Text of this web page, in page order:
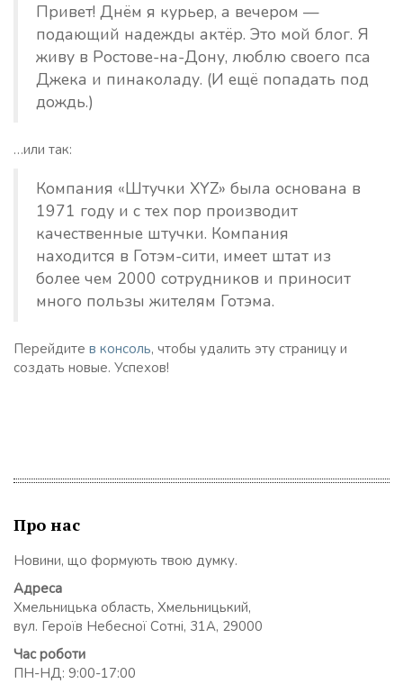
Привет! Днём я курьер, а вечером —
подающий надежды актёр. Это мой блог. Я
живу в Ростове-на-Дону, люблю своего пса
Джека и пинаколаду. (И ещё попадать под
дождь.)
…или так:
Компания «Штучки XYZ» была основана в
1971 году и с тех пор производит
качественные штучки. Компания
находится в Готэм-сити, имеет штат из
более чем 2000 сотрудников и приносит
много пользы жителям Готэма.
Перейдите в консоль, чтобы удалить эту страницу и
создать новые. Успехов!
Про нас
Новини, що формують твою думку.
Адреса
Хмельницька область, Хмельницький,
вул. Героїв Небесної Сотні, 31А, 29000
Час роботи
ПН-НД: 9:00-17:00